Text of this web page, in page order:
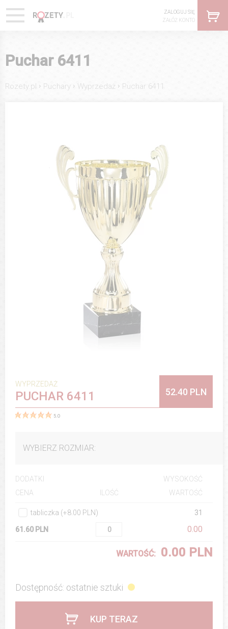
ZALOGUJ SIĘ
ZAŁÓŻ KONTO
Puchar 6411
Rozety.pl › Puchary › Wyprzedaż › Puchar 6411
WYPRZEDAŻ
PUCHAR 6411 52.40 PLN
5.0
WYBIERZ ROZMIAR:
DODATKI
WYSOKOŚĆ
CENA
ILOŚĆ WARTOŚĆ
tabliczka (+8.00 PLN) 31
61.60 PLN 0.00
WARTOŚĆ: 0.00 PLN
Dostępność: ostatnie sztuki
KUP TERAZ